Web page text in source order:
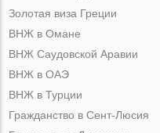
Золотая виза Греции
ВНЖ в Омане
ВНЖ Саудовской Аравии
ВНЖ в ОАЭ
ВНЖ в Турции
Гражданство в Сент-Люсия